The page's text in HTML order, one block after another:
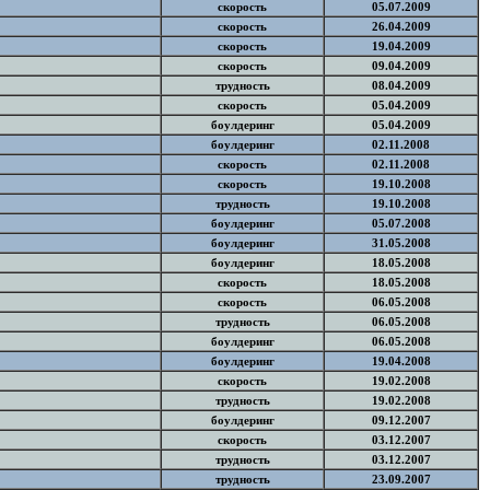
скорость
05.07.2009
скорость
26.04.2009
скорость
19.04.2009
скорость
09.04.2009
трудность
08.04.2009
скорость
05.04.2009
боулдеринг
05.04.2009
боулдеринг
02.11.2008
скорость
02.11.2008
скорость
19.10.2008
трудность
19.10.2008
боулдеринг
05.07.2008
боулдеринг
31.05.2008
боулдеринг
18.05.2008
скорость
18.05.2008
скорость
06.05.2008
трудность
06.05.2008
боулдеринг
06.05.2008
боулдеринг
19.04.2008
скорость
19.02.2008
трудность
19.02.2008
боулдеринг
09.12.2007
скорость
03.12.2007
трудность
03.12.2007
трудность 23.09.2007